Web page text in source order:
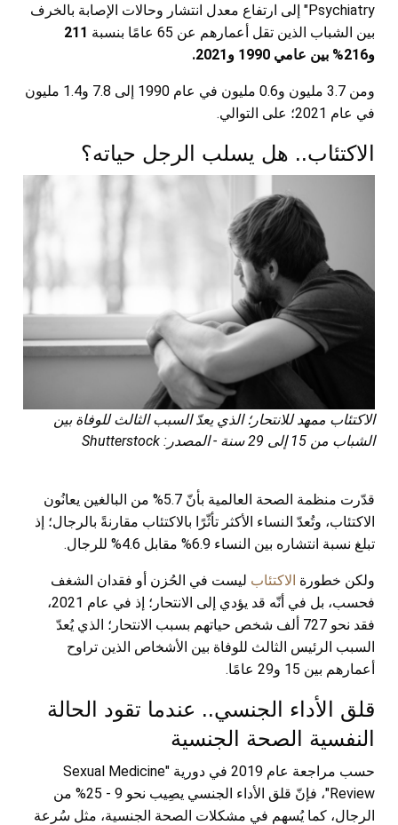
Psychiatry" إلى ارتفاع معدل انتشار وحالات الإصابة بالخرف
بين الشباب الذين تقل أعمارهم عن 65 عامًا بنسبة
211
و216% بين عامي 1990 و2021.
ومن 3.7 مليون و0.6 مليون في عام 1990 إلى 7.8 و1.4 مليون
في عام 2021؛ على التوالي.
الاكتئاب.. هل يسلب الرجل حياته؟
الاكتئاب ممهد للانتحار؛ الذي يعدّ السبب الثالث للوفاة بين
الشباب من 15 إلى 29 سنة - المصدر: Shutterstock
قدّرت منظمة الصحة العالمية بأنّ 5.7% من البالغين يعانُون
الاكتئاب، وتُعدّ النساء الأكثر تأثّرًا بالاكتئاب مقارنةً بالرجال؛ إذ
تبلغ نسبة انتشاره بين النساء 6.9% مقابل 4.6% للرجال.
ولكن خطورة الاكتئاب ليست في الحُزن أو فقدان الشغف
فحسب، بل في أنّه قد يؤدي إلى الانتحار؛ إذ في عام 2021،
فقد نحو 727 ألف شخص حياتهم بسبب الانتحار؛ الذي يُعدّ
السبب الرئيس الثالث للوفاة بين الأشخاص الذين تراوح
أعمارهم بين 15 و29 عامًا.
قلق الأداء الجنسي.. عندما تقود الحالة
النفسية الصحة الجنسية
حسب مراجعة عام 2019 في دورية "Sexual Medicine
Review"، فإنّ قلق الأداء الجنسي يصِيب نحو 9 - 25% من
الرجال، كما يُسهِم في مشكلات الصحة الجنسية، مثل سُرعة